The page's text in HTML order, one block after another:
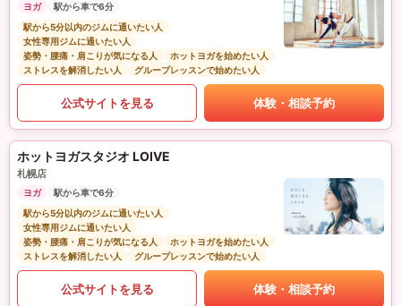
ヨガ
駅から車で6分
駅から5分以内のジムに通いたい人
女性専用ジムに通いたい人
姿勢・腰痛・肩こりが気になる人
ホットヨガを始めたい人
ストレスを解消したい人
グループレッスンで始めたい人
公式サイトを見る 体験・相談予約
ホットヨガスタジオ LOIVE
札幌店
ヨガ
駅から車で6分
駅から5分以内のジムに通いたい人
女性専用ジムに通いたい人
姿勢・腰痛・肩こりが気になる人
ホットヨガを始めたい人
ストレスを解消したい人
グループレッスンで始めたい人
公式サイトを見る 体験・相談予約